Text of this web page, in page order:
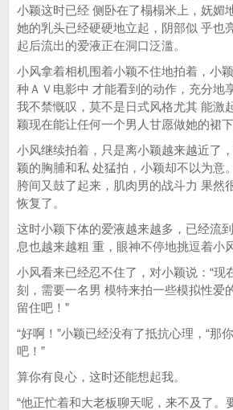
小颖这时已经 侧卧在了榻榻米上，妩媚
她的乳头已经硬硬地立起，阴部似 乎也
起后流出的爱液正在洞口泛滥。
小风拿着相机围着小颖不住地拍着，小
种ＡＶ电影中 才能看到的动作，充分地
我不禁慨叹，莫不是日式风格尤其 能激
颖现在能让任何一个男人甘愿做她的裙下
小风继续拍着，只是离小颖越来越近了
颖的胸脯和私 处猛拍，小颖却不以为意
胯间又鼓了起来，肌肉男的战斗力 果然
恢复了。
这时小颖下体的爱液越来越多，已经流
息也越来越粗 重，眼神不停地挑逗着小风
小风看来已经忍不住了，对小颖说：“现
刻，需要一名男 模特来拍一些模拟性爱
留住吧！”
“好啊！”小颖已经没有了抵抗心理，“那
吧！”
算你有良心，这时还能想起我。
“他正忙着和大老板聊天呢，来不及了。